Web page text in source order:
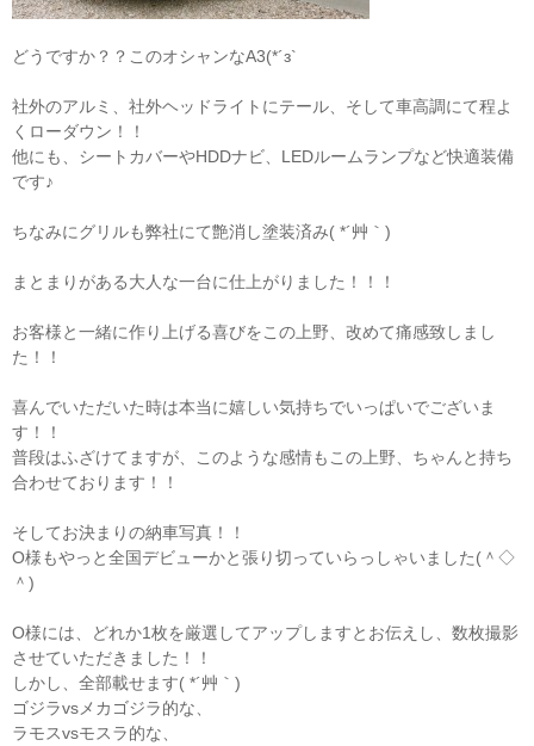
どうですか？？このオシャンなA3(*´з`
社外のアルミ、社外ヘッドライトにテール、そして車高調にて程よ
くローダウン！！
他にも、シートカバーやHDDナビ、LEDルームランプなど快適装備
です♪
ちなみにグリルも弊社にて艶消し塗装済み( *´艸｀)
まとまりがある大人な一台に仕上がりました！！！
お客様と一緒に作り上げる喜びをこの上野、改めて痛感致しまし
た！！
喜んでいただいた時は本当に嬉しい気持ちでいっぱいでございま
す！！
普段はふざけてますが、このような感情もこの上野、ちゃんと持ち
合わせております！！
そしてお決まりの納車写真！！
O様もやっと全国デビューかと張り切っていらっしゃいました(＾◇
＾)
O様には、どれか1枚を厳選してアップしますとお伝えし、数枚撮影
させていただきました！！
しかし、全部載せます( *´艸｀)
ゴジラvsメカゴジラ的な、
ラモスvsモスラ的な、